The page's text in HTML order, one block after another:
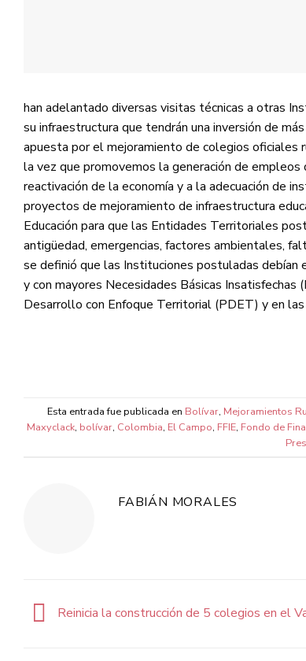
han adelantado diversas visitas técnicas a otras
su infraestructura que tendrán una inversión de
apuesta por el mejoramiento de colegios oficiales
la vez que promovemos la generación de
reactivación de la economía y a la adecuación de
proyectos de mejoramiento de infraestructura
Educación para que las Entidades Territoriales
antigüedad, emergencias, factores ambientales,
se definió que las Instituciones postuladas debían
y con mayores Necesidades Básicas Insatisfechas
Desarrollo con Enfoque Territorial (PDET) y en
Esta entrada fue publicada en Bolívar, Mejoramientos
Maxyclack, bolívar, Colombia, El Campo, FFIE, Fondo de
FABIÁN MORALES
Reinicia la construcción de 5 colegios en el